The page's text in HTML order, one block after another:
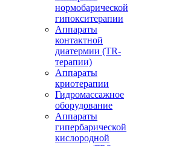
нормобарической
гипокситерапии
Аппараты
контактной
диатермии (TR-
терапии)
Аппараты
криотерапии
Гидромассажное
оборудование
Аппараты
гипербарической
кислородной